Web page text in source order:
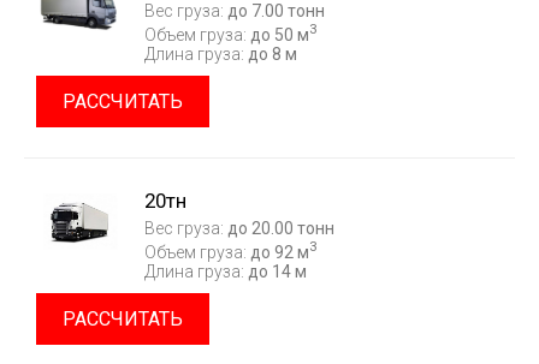
Вес груза: до 7.00 тонн
Объем груза: до 50 м3
Длина груза: до 8 м
РАССЧИТАТЬ
20тн
Вес груза: до 20.00 тонн
Объем груза: до 92 м3
Длина груза: до 14 м
РАССЧИТАТЬ